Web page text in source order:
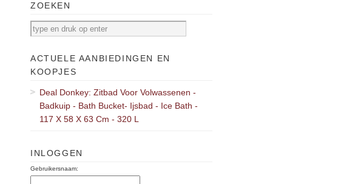
ZOEKEN
ACTUELE AANBIEDINGEN EN
KOOPJES
Deal Donkey: Zitbad Voor Volwassenen -
Badkuip - Bath Bucket- Ijsbad - Ice Bath -
117 X 58 X 63 Cm - 320 L
INLOGGEN
Gebruikersnaam: